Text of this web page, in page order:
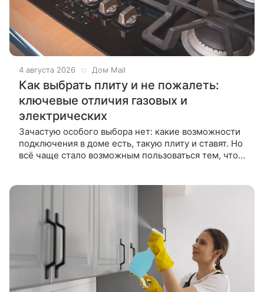
4 августа 2026 Дом Mail
Как выбрать плиту и не пожалеть:
ключевые отличия газовых и
электрических
Зачастую особого выбора нет: какие возможности
подключения в доме есть, такую плиту и ставят. Но
всё чаще стало возможным пользоваться тем, что